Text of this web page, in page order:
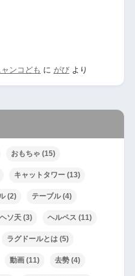
ンコども に がびより
おもちゃ (15)
キャットタワー(13)
(2) テーブル(4)
ヘソ天(3) ヘルペス (11)
ラグドールとは(5)
動画(11) 去勢(4)